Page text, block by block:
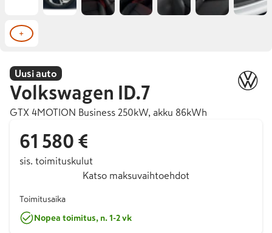
+
Uusi auto
Volkswagen ID.7
GTX 4MOTION Business 250kW, akku 86kWh
61 580 €
sis. toimituskulut
Katso maksuvaihtoehdot
Toimitusaika
Nopea toimitus, n. 1-2 vk